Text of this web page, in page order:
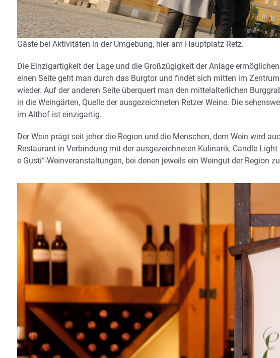
Gäste bei Aktivitäten in der Umgebung, hier am Hauptplatz Retz.
Die Einzigartigkeit der Lage und die Großzügigkeit der Anlage
einen Seite geht man durch das Burgtor und findet sich mitten im
wieder. Auf der anderen Seite überquert man den mittelalterlichen
in die Weingärten, Quelle der ausgezeichneten Retzer Weine. Die
im Althof ist einzigartig.
Der Wein prägt seit jeher die Region und die Menschen, dem Wein wird
Restaurant in Verbindung mit der ausgezeichneten Kulinarik, Candle
e Gusti“-Weinveranstaltungen, bei denen jeweils ein Weingut der Region